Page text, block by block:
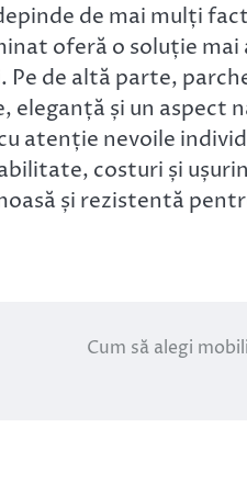
de mai mulți
oferă o soluție mai
de altă parte,
și un aspect
atenție nevoile
costuri și
și rezistentă
Cum să alegi